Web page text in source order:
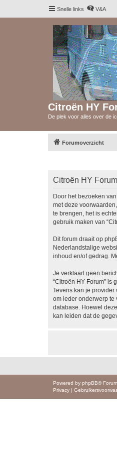
Snelle links V&A
Citroën HY
De plek voor alles over de
Forumoverzicht
Citroën HY
Door het bezoeken
met deze
te brengen, het is
gebruik maken van
Dit forum draait op
Nederlandstalige
inhoud en/of gedrag.
Je verklaart geen
“Citroën HY Forum”
Tevens kan je provider
om ieder onderwerp te
database. Hoewel
kan leiden dat de
Powered by phpBB®
Privacy